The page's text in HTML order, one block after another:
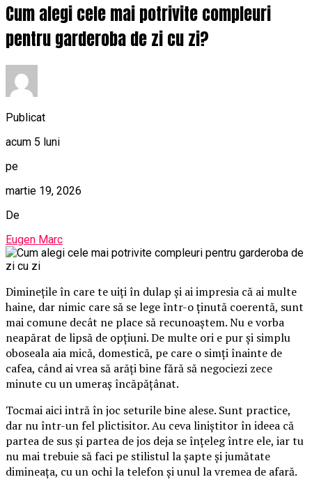
Cum alegi cele mai potrivite compleuri
pentru garderoba de zi cu zi?
Publicat
acum 5 luni
pe
martie 19, 2026
De
Eugen Marc
Diminețile în care te uiți în dulap și ai impresia că ai multe
haine, dar nimic care să se lege într-o ținută coerentă, sunt
mai comune decât ne place să recunoaștem. Nu e vorba
neapărat de lipsă de opțiuni. De multe ori e pur și simplu
oboseala aia mică, domestică, pe care o simți înainte de
cafea, când ai vrea să arăți bine fără să negociezi zece
minute cu un umeraș încăpățânat.
Tocmai aici intră în joc seturile bine alese. Sunt practice,
dar nu într-un fel plictisitor. Au ceva liniștitor în ideea că
partea de sus și partea de jos deja se înțeleg între ele, iar tu
nu mai trebuie să faci pe stilistul la șapte și jumătate
dimineața, cu un ochi la telefon și unul la vremea de afară.